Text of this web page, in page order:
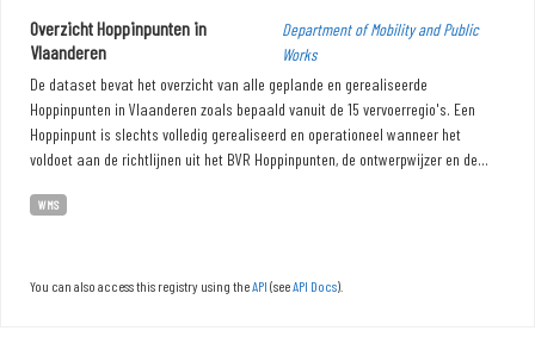
Overzicht Hoppinpunten in
Vlaanderen
Department of Mobility and Public
Works
De dataset bevat het overzicht van alle geplande en gerealiseerde
Hoppinpunten in Vlaanderen zoals bepaald vanuit de 15 vervoerregio's. Een
Hoppinpunt is slechts volledig gerealiseerd en operationeel wanneer het
voldoet aan de richtlijnen uit het BVR Hoppinpunten, de ontwerpwijzer en de...
WMS
You can also access this registry using theAPI (seeAPI Docs).